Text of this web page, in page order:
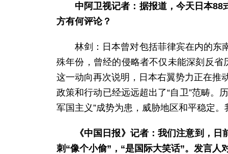
中阿卫视记者：据报道，今天日本
方有何评论？
林剑：日本曾对包括菲律宾在内的东
殊年份，曾经的侵略者不仅未能深刻反省
这一动向再次说明，日本右翼势力正在推
政策和行动已经远远超出了“自卫”范畴。
军国主义”成势为患，威胁地区和平稳定
《中国日报》记者：我们注意到，
刺“像个小偷”，“是国际大笑话”。发言人